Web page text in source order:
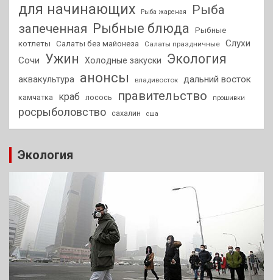
для начинающих
Рыба жареная
Рыба
запеченная Рыбные блюда
Рыбные
котлеты
Салаты без майонеза Салаты праздничные
Слухи
Сочи
Ужин Холодные закуски Экология
аквакультура анонсы владивосток дальний восток
камчатка краб лосось правительство прошивки
росрыболовство сахалин сша
Экология